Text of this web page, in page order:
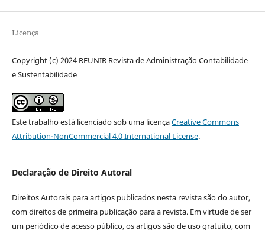
Licença
Copyright (c) 2024 REUNIR Revista de Administração Contabilidade
e Sustentabilidade
Este trabalho está licenciado sob uma licençaCreative Commons
Attribution-NonCommercial 4.0 International License.
Declaração de Direito Autoral
Direitos Autorais para artigos publicados nesta revista são do autor,
com direitos de primeira publicação para a revista. Em virtude de ser
um periódico de acesso público, os artigos são de uso gratuito, com